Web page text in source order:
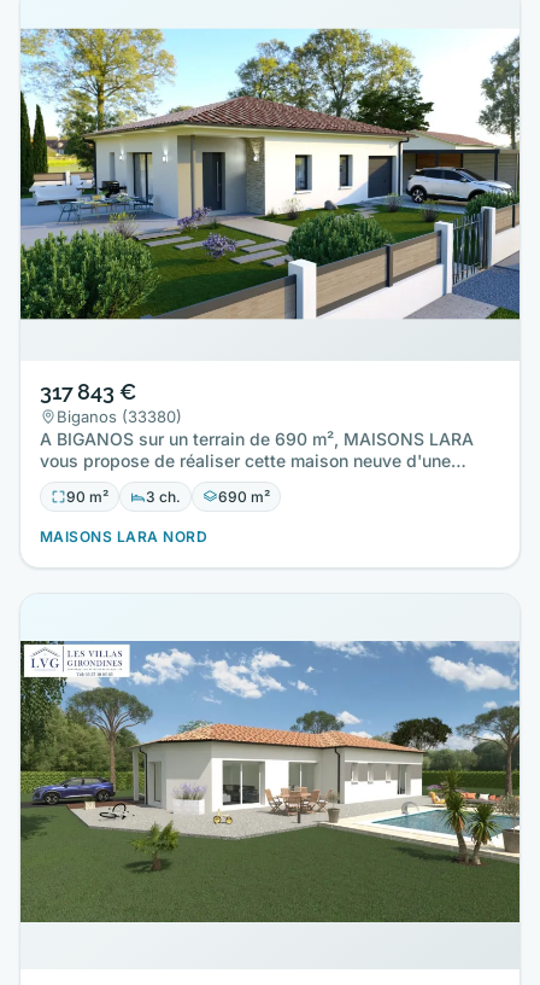
317 843 €
Biganos (33380)
A BIGANOS sur un terrain de 690 m², MAISONS LARA
vous propose de réaliser cette maison neuve d'une
surface de 90 m²…
90 m² 3 ch. 690 m²
MAISONS LARA NORD